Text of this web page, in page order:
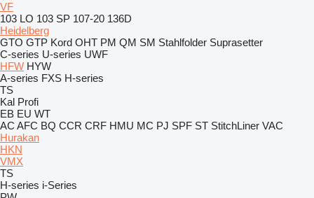
VF
103 LO 103 SP 107-20 136D
Heidelberg
GTO GTP Kord OHT PM QM SM Stahlfolder Suprasetter
C-series U-series UWF
HFW HYW
A-series FXS H-series
TS
Kal Profi
EB EU WT
AC AFC BQ CCR CRF HMU MC PJ SPF ST StitchLiner VAC
Hurakan
HKN
VMX
TS
H-series i-Series